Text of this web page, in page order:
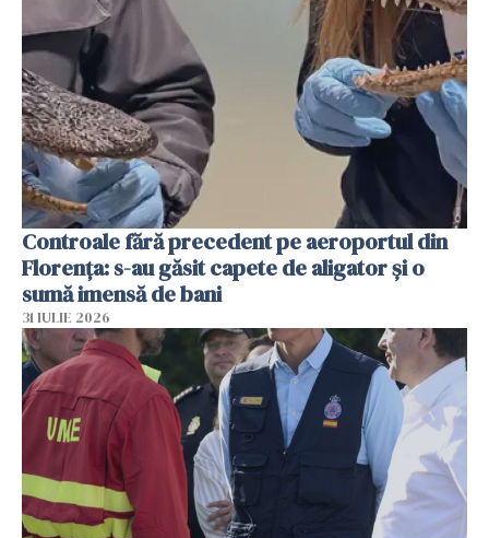
Controale fără precedent pe aeroportul din
Florența: s-au găsit capete de aligator și o
sumă imensă de bani
31 IULIE 2026